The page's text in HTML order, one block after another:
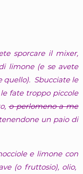
sporcare il mixer,
limone (e se avete
Sbucciate le
fate troppo piccole
o perlomeno a me
un paio di
e limone con
(o fruttosio), olio,